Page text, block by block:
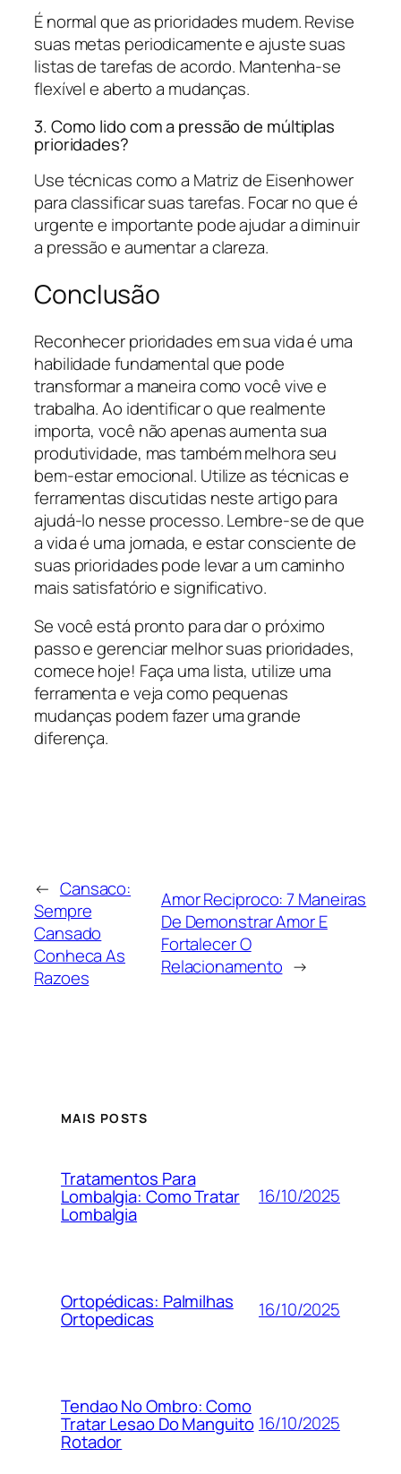
É normal que as prioridades mudem. Revise
suas metas periodicamente e ajuste suas
listas de tarefas de acordo. Mantenha-se
flexível e aberto a mudanças.
3. Como lido com a pressão de múltiplas
prioridades?
Use técnicas como a Matriz de Eisenhower
para classificar suas tarefas. Focar no que é
urgente e importante pode ajudar a diminuir
a pressão e aumentar a clareza.
Conclusão
Reconhecer prioridades em sua vida é uma
habilidade fundamental que pode
transformar a maneira como você vive e
trabalha. Ao identificar o que realmente
importa, você não apenas aumenta sua
produtividade, mas também melhora seu
bem-estar emocional. Utilize as técnicas e
ferramentas discutidas neste artigo para
ajudá-lo nesse processo. Lembre-se de que
a vida é uma jornada, e estar consciente de
suas prioridades pode levar a um caminho
mais satisfatório e significativo.
Se você está pronto para dar o próximo
passo e gerenciar melhor suas prioridades,
comece hoje! Faça uma lista, utilize uma
ferramenta e veja como pequenas
mudanças podem fazer uma grande
diferença.
← Cansaco:
Sempre
Cansado
Conheca As
Razoes
Amor Reciproco: 7 Maneiras
De Demonstrar Amor E
Fortalecer O
Relacionamento →
MAIS POSTS
Tratamentos Para
Lombalgia: Como Tratar
Lombalgia
16/10/2025
Ortopédicas: Palmilhas
Ortopedicas 16/10/2025
Tendao No Ombro: Como
Tratar Lesao Do Manguito
Rotador
16/10/2025